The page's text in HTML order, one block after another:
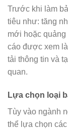
Trước khi làm
tiêu như: tăng
mới hoặc quảng
cáo được xem là
tải thông tin và
quan.
Lựa chọn loại
Tùy vào ngành
thể lựa chọn